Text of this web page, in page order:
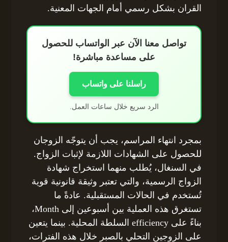
القران بشكل رسمي أمام الجهات المعنية.
تواصل معنا الآن عبر الواتساب للحصول
على مساعدة مباشرة!
راسلنا على واتساب
الرد سريع خلال ساعات العمل.
بمجرد انتهاء المراسم، يجب أن يتوجّه الزوجان
للحصول على الشهادات اللازمة لإثبات الزواج.
في السنغال، يُطلب منهما استخراج شهادة
الزواج الرسمية، والتي تعتبر وثيقة قانونية قوية
تُستخدم في الحالات المستقبلية. عادةً ما
تستغرق هذه العملية بين أسبوعين إلى Month،
بناءً على efficiency السلطة المحلية. بينما يتعين
على الزوجين التحلي بالصبر خلال هذه الفترات،